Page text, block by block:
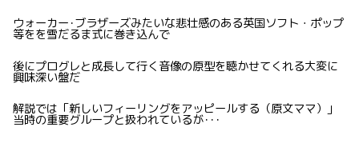
ウォーカー･ブラザーズみたいな悲壮感のある英国ソフト・ポップ
等をを雪だるま式に巻き込んで
後にプログレと成長して行く音像の原型を聴かせてくれる大変に
興味深い盤だ
解説では「新しいフィーリングをアッピールする（原文ママ）」
当時の重要グループと扱われているが･･･